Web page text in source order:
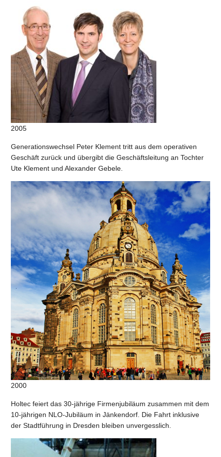
2005
Generationswechsel Peter Klement tritt aus dem operativen
Geschäft zurück und übergibt die Geschäftsleitung an Tochter
Ute Klement und Alexander Gebele.
2000
Holtec feiert das 30-jährige Firmenjubiläum zusammen mit dem
10-jährigen NLO-Jubiläum in Jänkendorf. Die Fahrt inklusive
der Stadtführung in Dresden bleiben unvergesslich.